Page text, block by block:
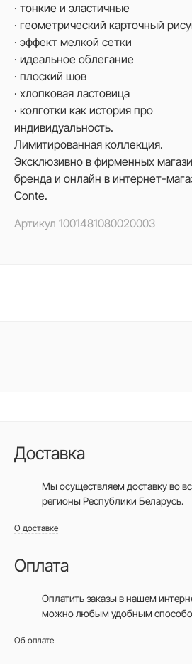
· тонкие и эластичные
· геометрический карточный
· эффект мелкой сетки
· идеальное облегание
· плоский шов
· хлопковая ластовица
· колготки как история про
индивидуальность.
Лимитированная коллекция.
Эксклюзивно в фирменных
бренда и онлайн в интернет-
Conte.
Артикул 1001481080020003
Доставка
Мы осуществляем доставку во
регионы Республики Беларусь.
О доставке
Оплата
Оплатить заказы в нашем
можно любым удобным
Об оплате